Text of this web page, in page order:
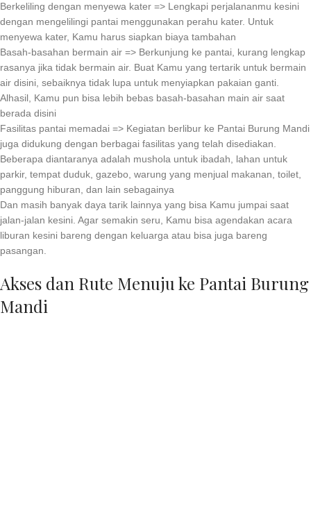
Berkeliling dengan menyewa kater => Lengkapi perjalananmu kesini
dengan mengelilingi pantai menggunakan perahu kater. Untuk
menyewa kater, Kamu harus siapkan biaya tambahan
Basah-basahan bermain air => Berkunjung ke pantai, kurang lengkap
rasanya jika tidak bermain air. Buat Kamu yang tertarik untuk bermain
air disini, sebaiknya tidak lupa untuk menyiapkan pakaian ganti.
Alhasil, Kamu pun bisa lebih bebas basah-basahan main air saat
berada disini
Fasilitas pantai memadai => Kegiatan berlibur ke Pantai Burung Mandi
juga didukung dengan berbagai fasilitas yang telah disediakan.
Beberapa diantaranya adalah mushola untuk ibadah, lahan untuk
parkir, tempat duduk, gazebo, warung yang menjual makanan, toilet,
panggung hiburan, dan lain sebagainya
Dan masih banyak daya tarik lainnya yang bisa Kamu jumpai saat
jalan-jalan kesini. Agar semakin seru, Kamu bisa agendakan acara
liburan kesini bareng dengan keluarga atau bisa juga bareng
pasangan.
Akses dan Rute Menuju ke Pantai Burung
Mandi